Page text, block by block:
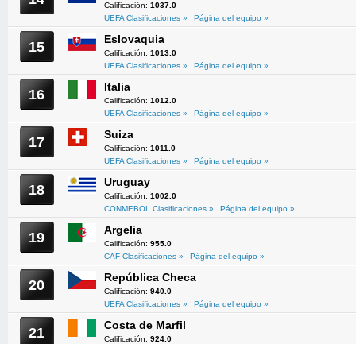
Calificación: 1037.0
UEFA Clasificaciones »
Página del equipo »
15 Eslovaquia
Calificación: 1013.0
UEFA Clasificaciones »
Página del equipo »
16 Italia
Calificación: 1012.0
UEFA Clasificaciones »
Página del equipo »
17 Suiza
Calificación: 1011.0
UEFA Clasificaciones »
Página del equipo »
18 Uruguay
Calificación: 1002.0
CONMEBOL Clasificaciones »
Página del equipo »
19 Argelia
Calificación: 955.0
CAF Clasificaciones »
Página del equipo »
20 República Checa
Calificación: 940.0
UEFA Clasificaciones »
Página del equipo »
21 Costa de Marfil
Calificación: 924.0